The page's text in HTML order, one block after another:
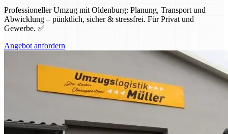
Professioneller Umzug mit Oldenburg: Planung, Transport und
Abwicklung – pünktlich, sicher & stressfrei. Für Privat und
Gewerbe. ✅
Angebot anfordern